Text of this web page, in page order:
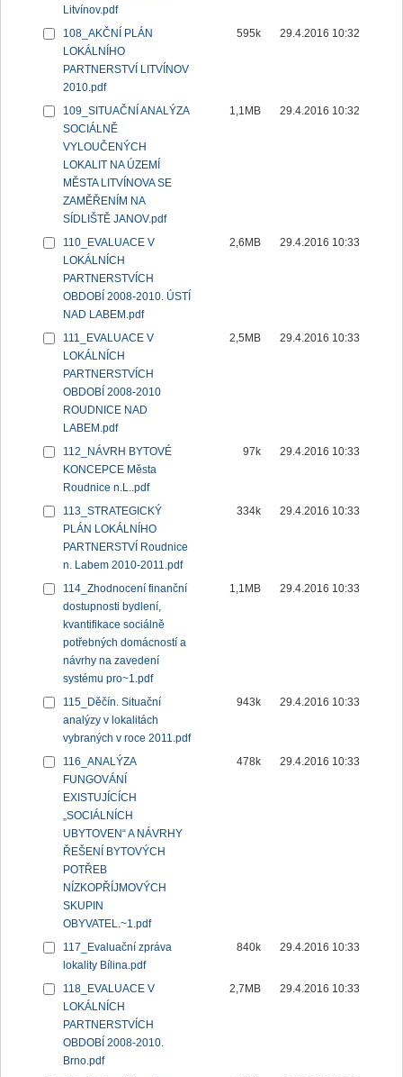
Litvínov.pdf
108_AKČNÍ PLÁN
LOKÁLNÍHO
PARTNERSTVÍ LITVÍNOV
2010.pdf
595k 29.4.2016 10:32
109_SITUAČNÍ ANALÝZA
SOCIÁLNĚ
VYLOUČENÝCH
LOKALIT NA ÚZEMÍ
MĚSTA LITVÍNOVA SE
ZAMĚŘENÍM NA
SÍDLIŠTĚ JANOV.pdf
1,1MB 29.4.2016 10:32
110_EVALUACE V
LOKÁLNÍCH
PARTNERSTVÍCH
OBDOBÍ 2008-2010. ÚSTÍ
NAD LABEM.pdf
2,6MB 29.4.2016 10:33
111_EVALUACE V
LOKÁLNÍCH
PARTNERSTVÍCH
OBDOBÍ 2008-2010
ROUDNICE NAD
LABEM.pdf
2,5MB 29.4.2016 10:33
112_NÁVRH BYTOVÉ
KONCEPCE Města
Roudnice n.L..pdf
97k 29.4.2016 10:33
113_STRATEGICKÝ
PLÁN LOKÁLNÍHO
PARTNERSTVÍ Roudnice
n. Labem 2010-2011.pdf
334k 29.4.2016 10:33
114_Zhodnocení finanční
dostupnosti bydlení,
kvantifikace sociálně
potřebných domácností a
návrhy na zavedení
systému pro~1.pdf
1,1MB 29.4.2016 10:33
115_Děčín. Situační
analýzy v lokalitách
vybraných v roce 2011.pdf
943k 29.4.2016 10:33
116_ANALÝZA
FUNGOVÁNÍ
EXISTUJÍCÍCH
„SOCIÁLNÍCH
UBYTOVEN“ A NÁVRHY
ŘEŠENÍ BYTOVÝCH
POTŘEB
NÍZKOPŘÍJMOVÝCH
SKUPIN
OBYVATEL.~1.pdf
478k 29.4.2016 10:33
117_Evaluační zpráva
lokality Bílina.pdf
840k 29.4.2016 10:33
118_EVALUACE V
LOKÁLNÍCH
PARTNERSTVÍCH
OBDOBÍ 2008-2010.
Brno.pdf
2,7MB 29.4.2016 10:33